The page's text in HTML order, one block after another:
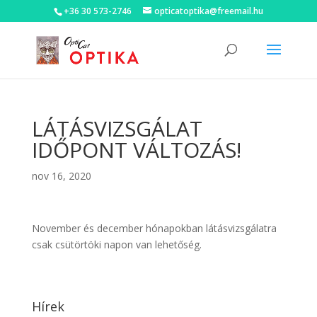
+36 30 573-2746 opticatoptika@freemail.hu
LÁTÁSVIZSGÁLAT
IDŐPONT VÁLTOZÁS!
nov 16, 2020
November és december hónapokban látásvizsgálatra
csak csütörtöki napon van lehetőség.
Hírek